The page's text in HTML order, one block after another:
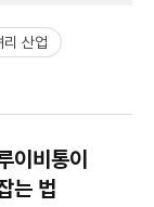
리 산업
이비통이
는 법